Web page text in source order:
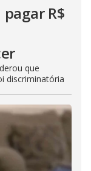
R$
que
discriminatória